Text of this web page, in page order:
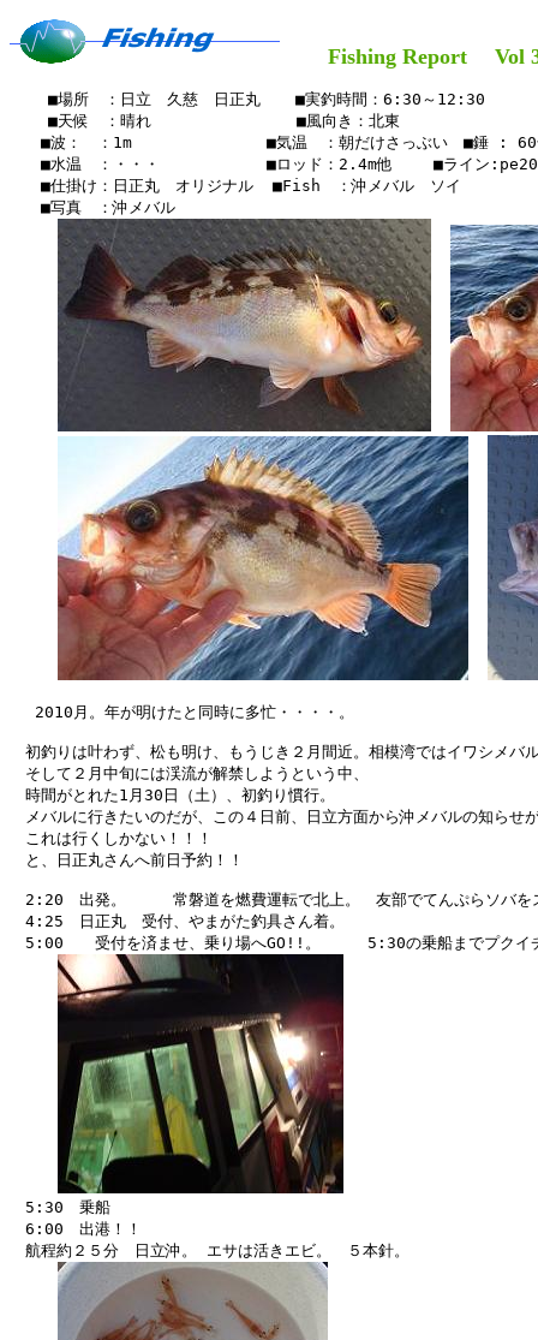
Fishing Report Vol
    ■場所　：日立　久慈　日正丸　  ■実釣時間：6:30～12:30
    ■天候　：晴れ　　   　    　　■風向き：北東
■波：　：1m　　　　　　　 　■気温　：朝だけさっぶい　■錘 :
■水温　：・・・　　　　   　■ロッド：2.4m他 　　■ライン
■仕掛け：日正丸　オリジナル  ■Fish　：沖メバル　ソイ
■写真　：沖メバル
2010月。年が明けたと同時に多忙・・・・。
初釣りは叶わず、松も明け、もうじき２月間近。相模湾ではイワシメバ
そして２月中旬には渓流が解禁しようという中、
時間がとれた1月30日（土）、初釣り慣行。
メバルに行きたいのだが、この４日前、日立方面から沖メバルの知らせ
これは行くしかない！！！
と、日正丸さんへ前日予約！！
2:20　出発。　　　常磐道を燃費運転で北上。　友部でてんぷらソバを
4:25　日正丸　受付、やまがた釣具さん着。
5:00　　受付を済ませ、乗り場へGO!!。　　　5:30の乗船までプ
5:30　乗船
6:00　出港！！
航程約２５分　日立沖。 エサは活きエビ。　５本針。